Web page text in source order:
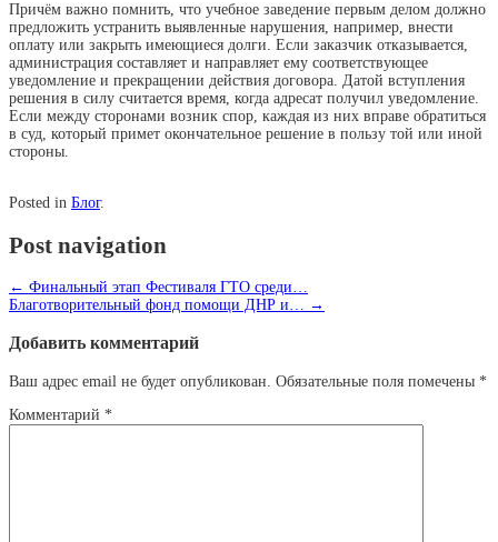
Причём важно помнить, что учебное заведение первым делом должно
предложить устранить выявленные нарушения, например, внести
оплату или закрыть имеющиеся долги. Если заказчик отказывается,
администрация составляет и направляет ему соответствующее
уведомление и прекращении действия договора. Датой вступления
решения в силу считается время, когда адресат получил уведомление.
Если между сторонами возник спор, каждая из них вправе обратиться
в суд, который примет окончательное решение в пользу той или иной
стороны.
Posted in Блог.
Post navigation
← Финальный этап Фестиваля ГТО среди…
Благотворительный фонд помощи ДНР и… →
Добавить комментарий
Ваш адрес email не будет опубликован. Обязательные поля помечены *
Комментарий *